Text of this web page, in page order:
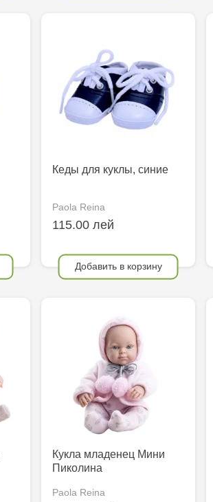
Кеды для куклы, синие
Paola Reina
115.00 лей
Добавить в корзину
Кукла младенец Мини
Пиколина
Paola Reina